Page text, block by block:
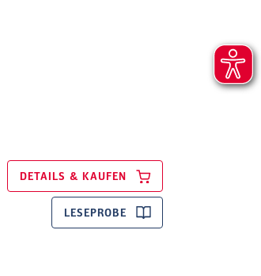
DETAILS & KAUFEN
LESEPROBE